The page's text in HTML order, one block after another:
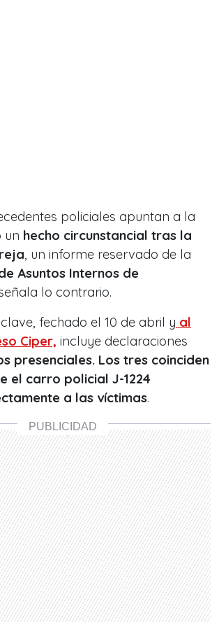
policiales apuntan a la
un hecho circunstancial tras la
, un informe reservado de la
Asuntos Internos de
lo contrario.
fechado el 10 de abril y al
Ciper, incluye declaraciones
presenciales. Los tres coinciden
el carro policial J-1224
a las víctimas.